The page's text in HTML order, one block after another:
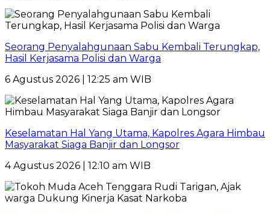
Seorang Penyalahgunaan Sabu Kembali Terungkap,
Hasil Kerjasama Polisi dan Warga
6 Agustus 2026 | 12:25 am WIB
Keselamatan Hal Yang Utama, Kapolres Agara Himbau
Masyarakat Siaga Banjir dan Longsor
4 Agustus 2026 | 12:10 am WIB